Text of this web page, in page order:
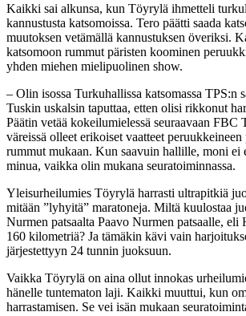
Kaikki sai alkunsa, kun Töyrylä ihmetteli
kannustusta katsomoissa. Tero päätti saada
muutoksen vetämällä kannustuksen överiksi.
katsomoon rummut päristen koominen
yhden miehen mielipuolinen show.
– Olin isossa Turkuhallissa katsomassa TPS:n
Tuskin uskalsin taputtaa, etten olisi rikkonut
Päätin vetää kokeilumielessä seuraavaan FBC
väreissä olleet erikoiset vaatteet
rummut mukaan. Kun saavuin hallille, moni ei
minua, vaikka olin mukana seuratoiminnassa.
Yleisurheilumies Töyrylä harrasti ultrapitkiä
mitään ”lyhyitä” maratoneja. Miltä kuulostaa
Nurmen patsaalta Paavo Nurmen patsaalle, eli
160 kilometriä? Ja tämäkin kävi vain
järjestettyyn 24 tunnin juoksuun.
Vaikka Töyrylä on aina ollut innokas
hänelle tuntematon laji. Kaikki muuttui, kun
harrastamisen. Se vei isän mukaan